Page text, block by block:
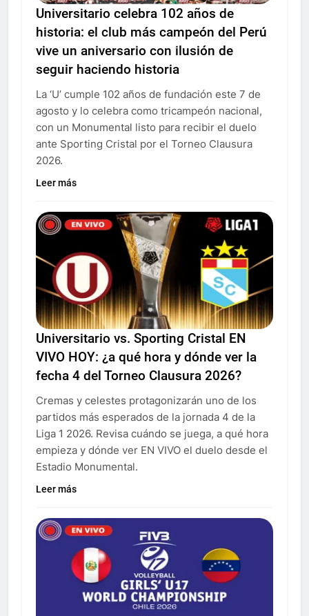
Universitario celebra 102 años de
historia: el club más campeón del Perú
vive un aniversario con ilusión de
seguir haciendo historia
La ‘U’ cumple 102 años de fundación este 7 de
agosto y lo celebra como tricampeón nacional,
con un Monumental listo para recibir el duelo
ante Sporting Cristal por el Torneo Clausura
2026.
Leer más
Universitario vs. Sporting Cristal EN
VIVO HOY: ¿a qué hora y dónde ver la
fecha 4 del Torneo Clausura 2026?
Cremas y celestes protagonizarán uno de los
partidos más esperados de la jornada 4 de la
Liga 1 2026. Revisa cuándo se juega, a qué hora
empieza y dónde ver EN VIVO el duelo desde el
Estadio Monumental.
Leer más